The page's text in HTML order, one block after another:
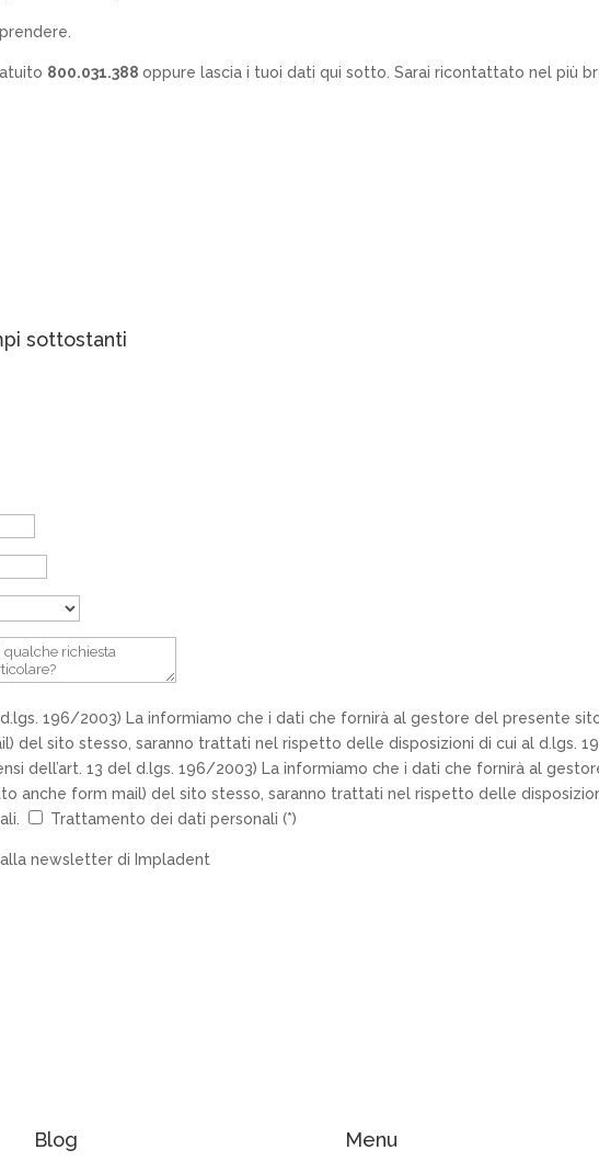
800.031.388 oppure lascia i tuoi dati qui sotto. Sarai ricontattato nel più
sottostanti
d.lgs. 196/2003) La informiamo che i dati che fornirà al gestore del presente
del sito stesso, saranno trattati nel rispetto delle disposizioni di cui al d.lgs.
dell’art. 13 del d.lgs. 196/2003) La informiamo che i dati che fornirà al
anche form mail) del sito stesso, saranno trattati nel rispetto delle
Trattamento dei dati personali (*)
alla newsletter di Impladent
Blog Menu